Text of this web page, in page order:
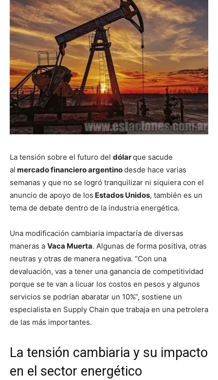
La tensión sobre el futuro del dólarque sacude
al mercado financiero argentinodesde hace varias
semanas y que no se logró tranquilizar ni siquiera con el
anuncio de apoyo de los Estados Unidos, también es un
tema de debate dentro de la industria energética.
Una modificación cambiaria impactaría de diversas
maneras a Vaca Muerta. Algunas de forma positiva, otras
neutras y otras de manera negativa. “Con una
devaluación, vas a tener una ganancia de competitividad
porque se te van a licuar los costos en pesos y algunos
servicios se podrían abaratar un 10%”, sostiene un
especialista en Supply Chain que trabaja en una petrolera
de las más importantes.
La tensión cambiaria y su impacto
en el sector energético